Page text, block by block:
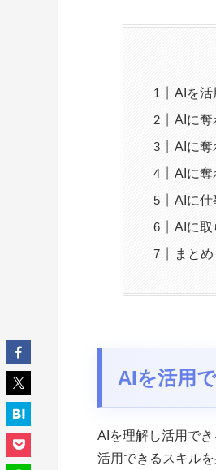
AIを活
AIに奪
AIに奪
AIに奪
AIに仕
AIに取
まとめ
AIを活用
AIを理解し活用で
活用できるスキル